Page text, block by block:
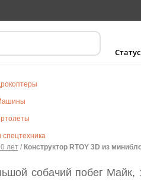
спецтехника
лет / Конструктор RTOY 3D из
собачий побег Майк,